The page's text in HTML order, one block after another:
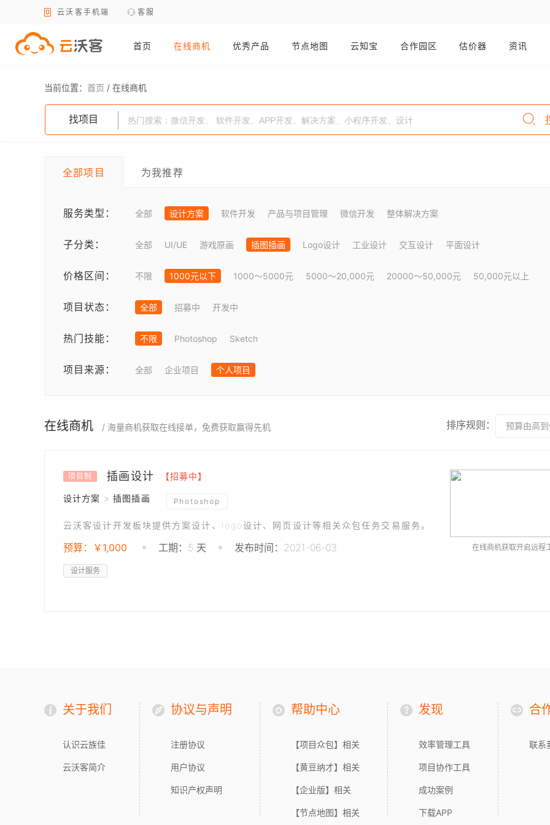
云沃客手机端 客服
首页 在线商机 优秀产品 节点地图 云知宝 合作园区 估价器 资讯
当前位置： 首页 / 在线商机
找项目
全部项目 为我推荐
服务类型： 全部 设计方案 软件开发 产品与项目管理 微信开发 整体解决方案
子分类： 全部 UI/UE 游戏原画 插图插画 Logo设计 工业设计 交互设计 平面设计
价格区间： 不限 1000元以下 1000～5000元 5000～20,000元 20000～50,000元 50,000元以上
项目状态： 全部 招募中 开发中
热门技能： 不限 Photoshop Sketch
项目来源： 全部 企业项目 个人项目
在线商机 / 海量商机获取在线接单，免费获取赢得先机 排序规则： 预算由高
项目制 插画设计 【招募中】
设计方案 > 插图插画 Photoshop
云沃客设计开发板块提供方案设计、logo设计、网页设计等相关众包任务交易服务。
预算：￥1,000 工期：5 天 发布时间：2021-06-03
设计服务
在线商机获取开启远程
关于我们
认识云族佳
云沃客简介
协议与声明
注册协议
用户协议
知识产权声明
帮助中心
【项目众包】相关
【黄豆纳才】相关
【企业版】相关
【节点地图】相关
发现
效率管理工具
项目协作工具
成功案例
下载APP
合
联系